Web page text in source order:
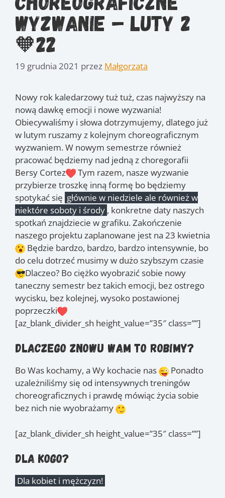
wyzwanie – luty 2
🧡22
19 grudnia 2021 przez Małgorzata
Nowy rok kaledarzowy tuż tuż, czas najwyższy na
nową dawkę emocji i nowe wyzwania!
Obiecywaliśmy i słowa dotrzymujemy, dlatego już
w lutym ruszamy z kolejnym choreograficznym
wyzwaniem. W nowym semestrze również
pracować będziemy nad jedną z choregorafii
Bersy Cortez
Tym razem, nasze wyzwanie
przybierze troszkę inną formę bo będziemy
spotykać się głównie w niedziele ale również w
niektóre soboty i środy , konkretne daty naszych
spotkań znajdziecie w grafiku. Zakończenie
naszego projektu zaplanowane jest na 23 kwietnia
Będzie bardzo, bardzo, bardzo intensywnie, bo
do celu dotrzeć musimy w dużo szybszym czasie
Dlaczeo? Bo ciężko wyobrazić sobie nowy
taneczny semestr bez takich emocji, bez ostrego
wycisku, bez kolejnej, wysoko postawionej
poprzeczki
[az_blank_divider_sh height_value=”35″ class=””]
Dlaczego znowu Wam to robimy?
Bo Was kochamy, a Wy kochacie nas
Ponadto
uzależniliśmy się od intensywnych treningów
choreograficznych i prawdę mówiąc życia sobie
bez nich nie wyobrażamy
[az_blank_divider_sh height_value=”35″ class=””]
Dla kogo?
Dla kobiet i mężczyzn!